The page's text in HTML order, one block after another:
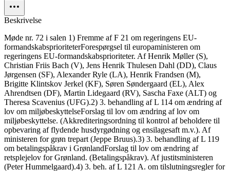
Beskrivelse
Møde nr. 72 i salen 1) Fremme af F 21 om regeringens EU-
formandskabsprioriteterForespørgsel til europaministeren om
regeringens EU-formandskabsprioriteter. Af Henrik Møller (S),
Christian Friis Bach (V), Jens Henrik Thulesen Dahl (DD), Claus
Jørgensen (SF), Alexander Ryle (LA), Henrik Frandsen (M),
Brigitte Klintskov Jerkel (KF), Søren Søndergaard (EL), Alex
Ahrendtsen (DF), Martin Lidegaard (RV), Sascha Faxe (ALT) og
Theresa Scavenius (UFG).2) 3. behandling af L 114 om ændring af
lov om miljøbeskyttelseForslag til lov om ændring af lov om
miljøbeskyttelse. (Akkrediteringsordning til kontrol af beholdere til
opbevaring af flydende husdyrgødning og ensilagesaft m.v.). Af
ministeren for grøn trepart (Jeppe Bruus).3) 3. behandling af L 119
om betalingspåkrav i GrønlandForslag til lov om ændring af
retsplejelov for Grønland. (Betalingspåkrav). Af justitsministeren
(Peter Hummelgaard).4) 3. beh. af L 121 A. om tilslutningsregler for